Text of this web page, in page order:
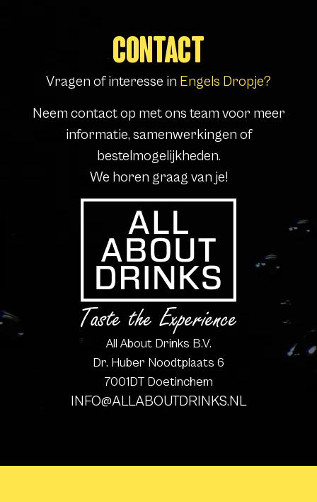
CONTACT
Vragen of interesse in Engels Dropje?
Neem contact op met ons team voor meer
informatie, samenwerkingen of
bestelmogelijkheden.
We horen graag van je!
All About Drinks B.V.
Dr. Huber Noodtplaats 6
7001DT Doetinchem
INFO@ALLABOUTDRINKS.NL